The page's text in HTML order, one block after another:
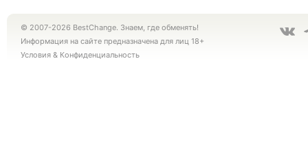
© 2007-2026 BestChange. Знаем, где обменять!
Информация на сайте предназначена для лиц 18+
Условия & Конфиденциальность